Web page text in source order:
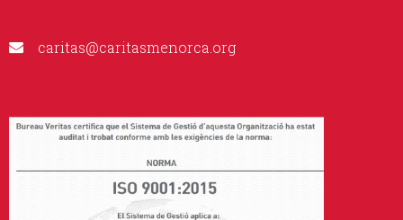
caritas@caritasmenorca.org